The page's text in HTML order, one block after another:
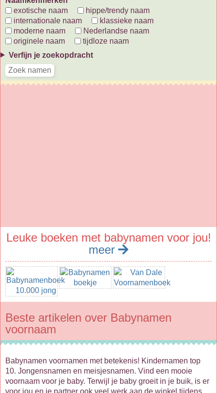
exotische naam
hippe/trendy naam
internationale naam
klassieke naam
moderne naam
Nederlandse naam
originele naam
tijdloze naam
Verfijn je zoekopdracht
Leuke boeken met babynamen voor jou!
meer
Beste artikelen over Babynamen
voornaam
Babynamen voornamen met betekenis! Kindernamen top
10. Jongensnamen en meisjesnamen. Vind een mooie
voornaam voor je baby. Terwijl je baby groeit in je buik, is er